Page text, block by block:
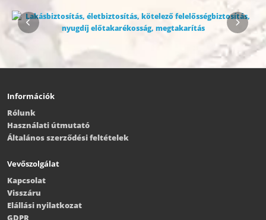
Használati útmutató
Általános szerződési feltételek
Vevőszolgálat
Visszáru
Elállási nyilatkozat
GDPR
Oldaltérkép